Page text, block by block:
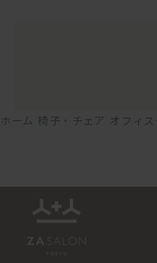
ホーム 椅子・チェア オフィ